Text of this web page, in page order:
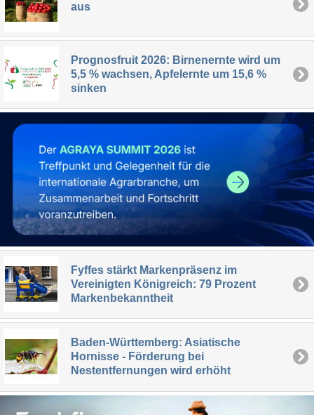
aus
Prognosfruit 2026: Birnenernte wird um
5,5 % wachsen, Apfelernte um 15,6 %
sinken
Fyffes stärkt Markenpräsenz im
Vereinigten Königreich: 79 Prozent
Markenbekanntheit
Baden-Württemberg: Asiatische
Hornisse - Förderung bei
Nestentfernungen wird erhöht